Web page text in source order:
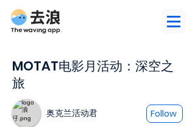
MOTAT电影月活动：深空之
旅
奥克兰活动君 Follow